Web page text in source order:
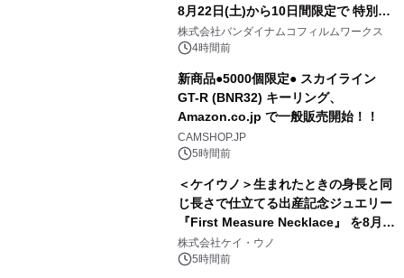
8月22日(土)から10日間限定で 特別映
像『UNICORN GUNDAM Statue ―
BEYOND POSSIBILITY ―』を上映！
株式会社バンダイナムコフィルムワークス
4時間前
新商品●5000個限定● スカイライン
GT-R (BNR32) キーリング、
Amazon.co.jp で一般販売開始！！
CAMSHOP.JP
5時間前
＜ケイウノ＞生まれたときの身長と同
じ長さで仕立てる出産記念ジュエリー
『First Measure Necklace』 を8月14
日(金)に発売
株式会社ケイ・ウノ
5時間前